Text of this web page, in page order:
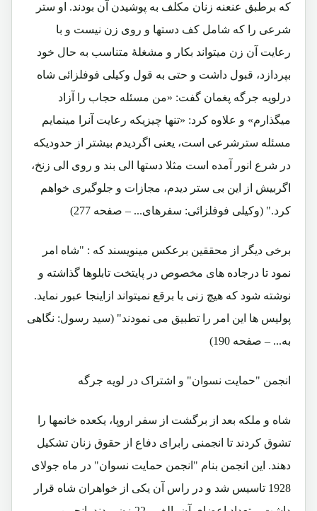
که برطبق عنعنه زنان مکلف به پوشیدن آن بودند. او ستر
شرعی را که شامل کف دستها و روی زن نیست و با
رعایت آن زن میتواند بکار و مشغلۀ متناسب به حال خود
بپردازد، قبول داشت و حتی به قول وکیلی فوفلزائی شاه
درلویه جرگه پغمان گفت: «من مسئله حجاب را آزاد
میگذارم» و علاوه کرد: «تنها چیزیکه رعایت آنرا مینمایم
مسئله سترشرعی است، یعنی اگردیدم بیشتر از حدودیکه
در شرع انور آمده است مثلا دستها الی بند و روی الی زنخ،
اگربیش از این بی ستر دیدم، مجازات و جلوگیری خواهم
کرد." (وکیلی فوفلزائی: سفرهای... – صفحه 277)
برخی دیگر از محققین برعکس مینویسند که : "شاه امر
نمود تا درجاده های مخصوص در پایتخت تابلوها گذاشته و
نوشته شود که هیچ زنی با برقع نمیتواند ازاینجا عبور نماید.
پولیس ها این امر را تطبیق می نمودند" (سید رسول: نگاهی
به... – صفحه 190)
انجمن "حمایت نسوان" و اشتراک در لویه جرگه
شاه و ملکه بعد از برگشت از سفر اروپا، یکعده خانمها را
تشوق کردند تا انجمنی رابرای دفاع از حقوق زنان تشکیل
دهند. این انجمن بنام "انجمن حمایت نسوان" در ماه جولای
1928 تاسیس شد و در راس آن یکی از خواهران شاه قرار